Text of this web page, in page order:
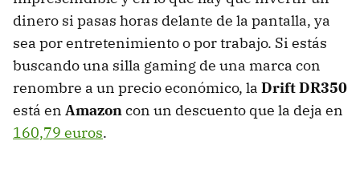
dinero si pasas horas delante de la pantalla, ya
sea por entretenimiento o por trabajo. Si estás
buscando una silla gaming de una marca con
renombre a un precio económico, la Drift DR350
está en Amazoncon un descuento que la deja en
160,79 euros.